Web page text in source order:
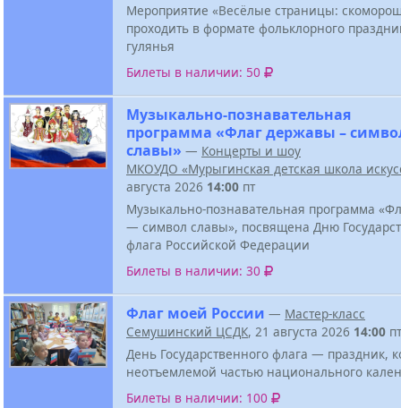
Мероприятие «Весёлые страницы:
проходить в формате фольклорного
гулянья
Билеты в наличии: 50
Музыкально-познавательная
программа «Флаг державы –
славы» — Концерты и шоу
МКОУДО «Мурыгинская детская школа
августа 2026 14:00 пт
Музыкально-познавательная программа
— символ славы», посвящена Дню
флага Российской Федерации
Билеты в наличии: 30
Флаг моей России — Мастер-класс
Семушинский ЦСДК, 21 августа 2026 14:00 пт
День Государственного флага — праздник,
неотъемлемой частью национального
Билеты в наличии: 100